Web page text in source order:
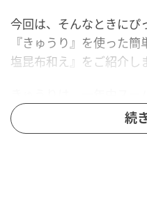
今回は、そんなときにぴ
『きゅうり』を使った
塩昆布和え』をご紹介し
すが、実は季節によって
す。旬は地域差があり
続